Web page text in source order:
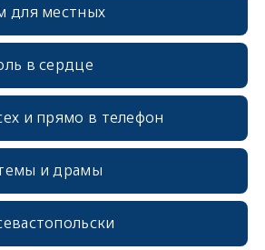
для местных
в сердце
и прямо в телефон
и драмы
erid: 2SDnjcrDNw6